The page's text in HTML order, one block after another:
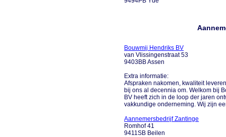
Bouwmij Hendriks BV
van Vlissingenstraat 53
9403BB Assen
Extra informatie:
Afspraken nakomen, kwaliteit
bij ons al decennia om. Welkom bij
BV heeft zich in de loop der jaren
vakkundige onderneming. Wij zijn
Aannemersbedrijf Zantinge
Romhof 41
9411SB Beilen